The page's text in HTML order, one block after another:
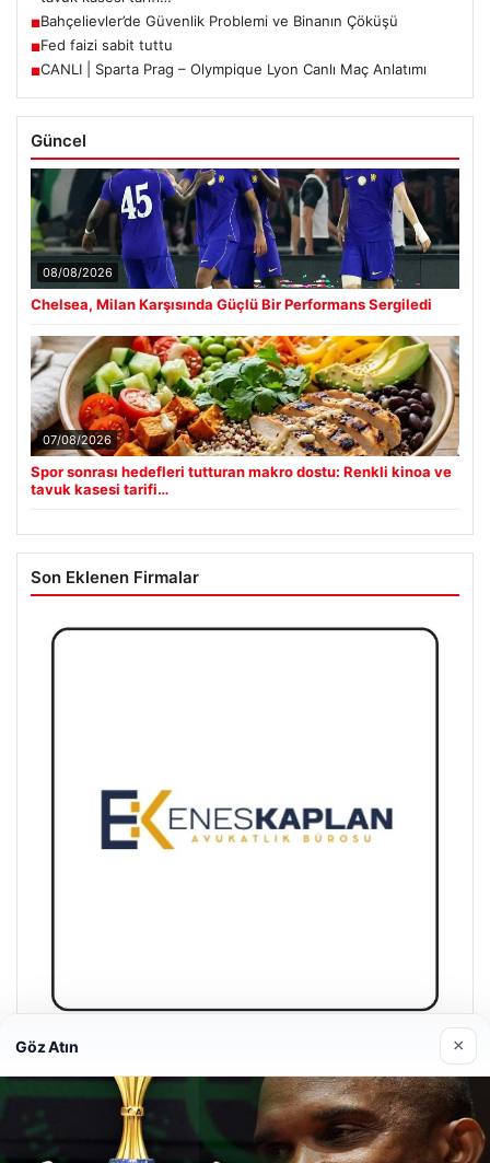
■Bahçelievler’de Güvenlik Problemi ve Binanın Çöküşü
■Fed faizi sabit tuttu
■CANLI | Sparta Prag – Olympique Lyon Canlı Maç Anlatımı
Güncel
08/08/2026
Chelsea, Milan Karşısında Güçlü Bir Performans Sergiledi
07/08/2026
Spor sonrası hedefleri tutturan makro dostu: Renkli kinoa ve
tavuk kasesi tarifi…
Son Eklenen Firmalar
Enes Kaplan Avukatlık Bürosu
28/04/2026
Göz Atın ×